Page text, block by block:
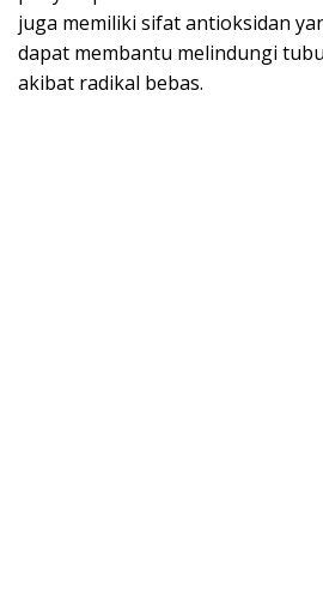
juga memiliki sifat antioksidan
dapat membantu melindungi
akibat radikal bebas.